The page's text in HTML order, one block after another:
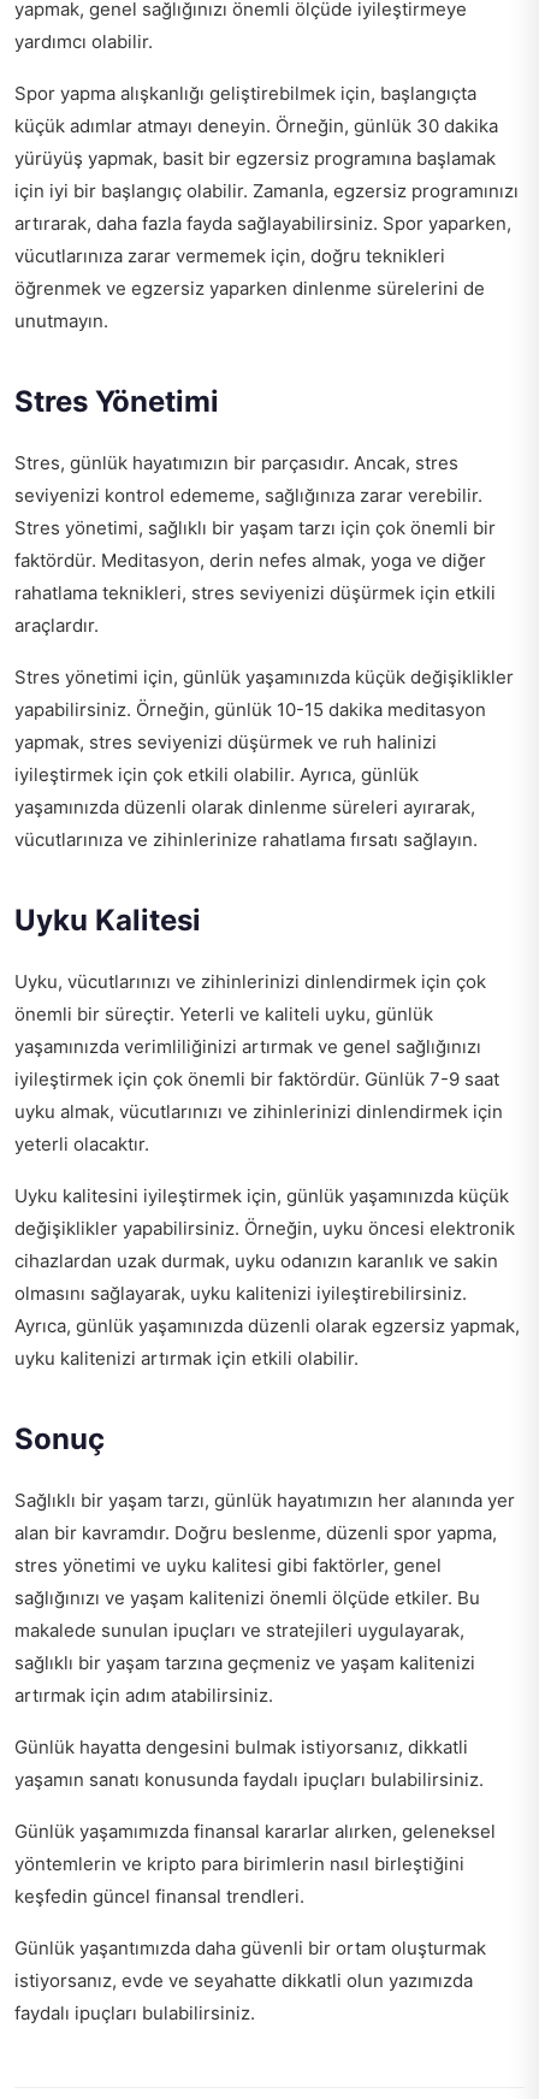
yapmak, genel sağlığınızı önemli ölçüde iyileştirmeye
yardımcı olabilir.
Spor yapma alışkanlığı geliştirebilmek için, başlangıçta
küçük adımlar atmayı deneyin. Örneğin, günlük 30 dakika
yürüyüş yapmak, basit bir egzersiz programına başlamak
için iyi bir başlangıç olabilir. Zamanla, egzersiz programınızı
artırarak, daha fazla fayda sağlayabilirsiniz. Spor yaparken,
vücutlarınıza zarar vermemek için, doğru teknikleri
öğrenmek ve egzersiz yaparken dinlenme sürelerini de
unutmayın.
Stres Yönetimi
Stres, günlük hayatımızın bir parçasıdır. Ancak, stres
seviyenizi kontrol edememe, sağlığınıza zarar verebilir.
Stres yönetimi, sağlıklı bir yaşam tarzı için çok önemli bir
faktördür. Meditasyon, derin nefes almak, yoga ve diğer
rahatlama teknikleri, stres seviyenizi düşürmek için etkili
araçlardır.
Stres yönetimi için, günlük yaşamınızda küçük değişiklikler
yapabilirsiniz. Örneğin, günlük 10-15 dakika meditasyon
yapmak, stres seviyenizi düşürmek ve ruh halinizi
iyileştirmek için çok etkili olabilir. Ayrıca, günlük
yaşamınızda düzenli olarak dinlenme süreleri ayırarak,
vücutlarınıza ve zihinlerinize rahatlama fırsatı sağlayın.
Uyku Kalitesi
Uyku, vücutlarınızı ve zihinlerinizi dinlendirmek için çok
önemli bir süreçtir. Yeterli ve kaliteli uyku, günlük
yaşamınızda verimliliğinizi artırmak ve genel sağlığınızı
iyileştirmek için çok önemli bir faktördür. Günlük 7-9 saat
uyku almak, vücutlarınızı ve zihinlerinizi dinlendirmek için
yeterli olacaktır.
Uyku kalitesini iyileştirmek için, günlük yaşamınızda küçük
değişiklikler yapabilirsiniz. Örneğin, uyku öncesi elektronik
cihazlardan uzak durmak, uyku odanızın karanlık ve sakin
olmasını sağlayarak, uyku kalitenizi iyileştirebilirsiniz.
Ayrıca, günlük yaşamınızda düzenli olarak egzersiz yapmak,
uyku kalitenizi artırmak için etkili olabilir.
Sonuç
Sağlıklı bir yaşam tarzı, günlük hayatımızın her alanında yer
alan bir kavramdır. Doğru beslenme, düzenli spor yapma,
stres yönetimi ve uyku kalitesi gibi faktörler, genel
sağlığınızı ve yaşam kalitenizi önemli ölçüde etkiler. Bu
makalede sunulan ipuçları ve stratejileri uygulayarak,
sağlıklı bir yaşam tarzına geçmeniz ve yaşam kalitenizi
artırmak için adım atabilirsiniz.
Günlük hayatta dengesini bulmak istiyorsanız, dikkatli
yaşamın sanatı konusunda faydalı ipuçları bulabilirsiniz.
Günlük yaşamımızda finansal kararlar alırken, geleneksel
yöntemlerin ve kripto para birimlerin nasıl birleştiğini
keşfedin güncel finansal trendleri.
Günlük yaşantımızda daha güvenli bir ortam oluşturmak
istiyorsanız, evde ve seyahatte dikkatli olun yazımızda
faydalı ipuçları bulabilirsiniz.